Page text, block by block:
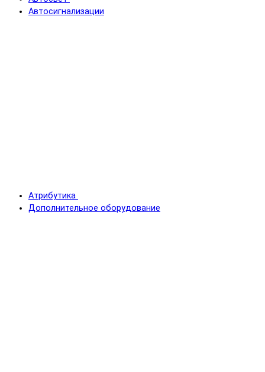
Автосигнализации
Атрибутика
Дополнительное оборудование